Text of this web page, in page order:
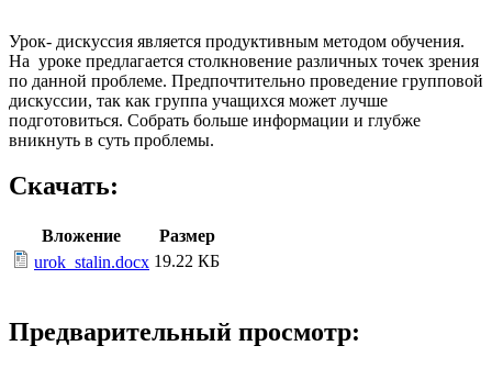
Урок- дискуссия является продуктивным методом обучения.
На уроке предлагается столкновение различных точек зрения
по данной проблеме. Предпочтительно проведение групповой
дискуссии, так как группа учащихся может лучше
подготовиться. Собрать больше информации и глубже
вникнуть в суть проблемы.
Скачать:
Вложение
Размер
urok_stalin.docx 19.22 КБ
Предварительный просмотр: